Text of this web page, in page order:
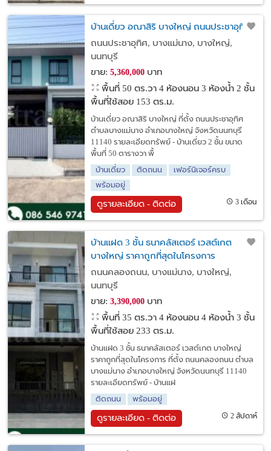
บ้านเดี่ยว อณาสิริ บางใหญ่ ถนนประชาอุทิศ
ถนนประชาอุทิศ, บางแม่นาง, บางใหญ่,
นนทบุรี
ขาย: 5,360,000บาท
พื้นที่ 50 ตร.วา 4 ห้องนอน 3 ห้องน้ำ 2 ชั้น
พื้นที่ใช้สอย 153 ตร.ม.
บ้านเดี่ยว อณาสิริ บางใหญ่ ที่ตั้ง ถนนประชาอุทิศ
ตำบลบางแม่นาง อำเภอบางใหญ่ จังหวัดนนทบุรี
11140 รายละเอียดทรัพย์ - บ้านเดี่ยว 2 ชั้น ขนาด
พื้นที่ 50 ตารางวา พื้
บ้านเดี่ยว
ติดถนน
เฟอร์นิเจอร์ครบ
พร้อมอยู่
ดูรายละเอียด - ติดต่อ 3 เดือน
บ้านแฝด 3 ชั้น ธนาคลัสเตอร์ เวสต์เกต
บางใหญ่ ราคาถูกที่สุดในโครงการ
ถนนคลองถนน, บางแม่นาง, บางใหญ่,
นนทบุรี
ขาย: 3,390,000บาท
พื้นที่ 35 ตร.วา 4 ห้องนอน 4 ห้องน้ำ 3 ชั้น
พื้นที่ใช้สอย 233 ตร.ม.
บ้านแฝด 3 ชั้น ธนาคลัสเตอร์ เวสต์เกต บางใหญ่
ราคาถูกที่สุดในโครงการ ที่ตั้ง ถนนคลองถนน ตำบล
บางแม่นาง อำเภอบางใหญ่ จังหวัดนนทบุรี 11140
รายละเอียดทรัพย์ - บ้านแฝ
ติดถนน
พร้อมอยู่
ดูรายละเอียด - ติดต่อ 2 สัปดาห์